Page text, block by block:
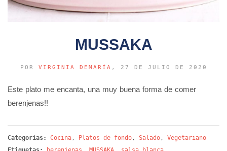
MUSSAKA
POR VIRGINIA DEMARÍA , 27 DE JULIO DE 2020
Este plato me encanta, una muy buena forma de comer
berenjenas!!
Categorías: Cocina, Platos de fondo, Salado, Vegetariano